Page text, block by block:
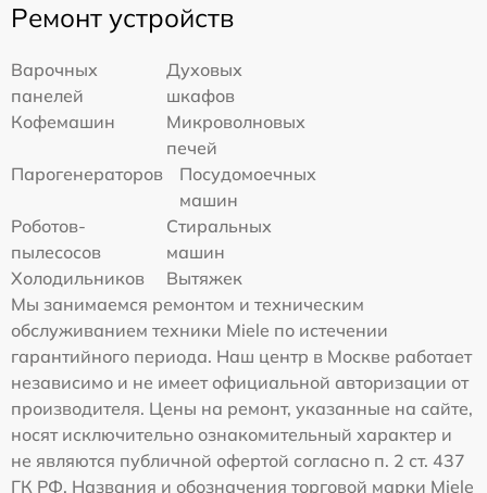
Ремонт устройств
Варочных
панелей
Духовых
шкафов
Кофемашин
Микроволновых
печей
Парогенераторов
Посудомоечных
машин
Роботов-
пылесосов
Стиральных
машин
Холодильников
Вытяжек
Мы занимаемся ремонтом и техническим
обслуживанием техники Miele по истечении
гарантийного периода. Наш центр в Москве работает
независимо и не имеет официальной авторизации от
производителя. Цены на ремонт, указанные на сайте,
носят исключительно ознакомительный характер и
не являются публичной офертой согласно п. 2 ст. 437
ГК РФ. Названия и обозначения торговой марки Miele